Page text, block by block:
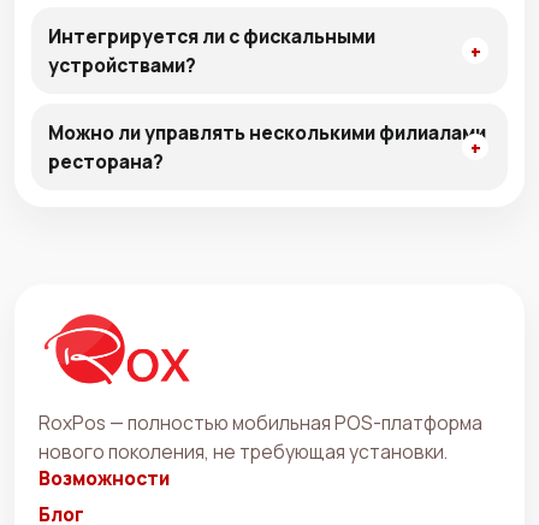
Интегрируется ли с фискальными
устройствами?
Можно ли управлять несколькими филиалами
ресторана?
RoxPos — полностью мобильная POS-платформа
нового поколения, не требующая установки.
Возможности
Блог